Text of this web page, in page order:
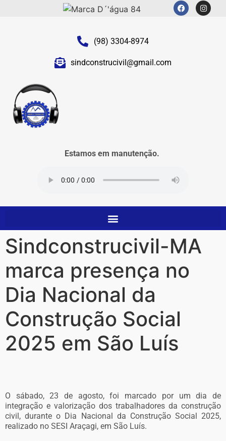
(98) 3304-8974
sindconstrucivil@gmail.com
Estamos em manutenção.
Sindconstrucivil-MA
marca presença no
Dia Nacional da
Construção Social
2025 em São Luís
O sábado, 23 de agosto, foi marcado por um dia de
integração e valorização dos trabalhadores da construção
civil, durante o Dia Nacional da Construção Social 2025,
realizado no SESI Araçagi, em São Luís.